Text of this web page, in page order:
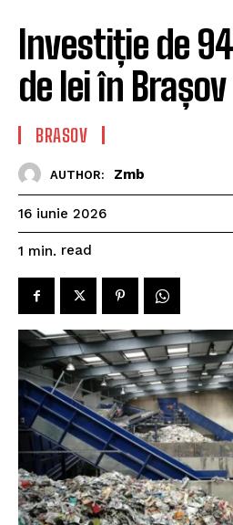
Investiție de
de lei în Brașov
BRASOV
AUTHOR: Zmb
16 iunie 2026
1 min. read